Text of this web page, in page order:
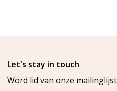
Let's stay in touch
Word lid van onze mailinglijst